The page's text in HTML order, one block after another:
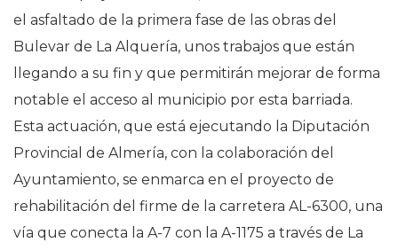
el asfaltado de la primera fase de las obras del
Bulevar de La Alquería, unos trabajos que están
llegando a su fin y que permitirán mejorar de forma
notable el acceso al municipio por esta barriada.
Esta actuación, que está ejecutando la Diputación
Provincial de Almería, con la colaboración del
Ayuntamiento, se enmarca en el proyecto de
rehabilitación del firme de la carretera AL-6300, una
vía que conecta la A-7 con la A-1175 a través de La